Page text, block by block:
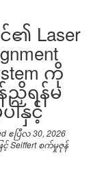
၏ Laser
ကို
ညှိရန်မ
ါနှင့်
ဧပြီလ 30, 2026
င့်Seiffert စက်မှုဇုန်